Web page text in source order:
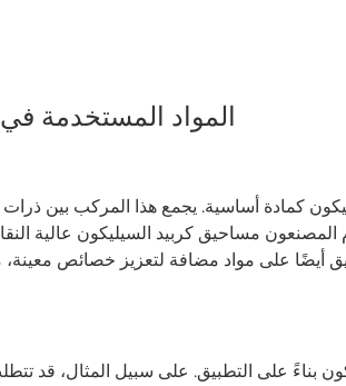
المواد المستخدمة
كمادة أساسية. يجمع هذا المركب بين
المصنعون مساحيق كربيد السيليكون عالية
على مواد مضافة لتعزيز خصائص معينة،
بناءً على التطبيق. على سبيل المثال، قد